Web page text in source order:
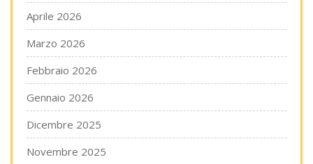
Aprile 2026
Marzo 2026
Febbraio 2026
Gennaio 2026
Dicembre 2025
Novembre 2025